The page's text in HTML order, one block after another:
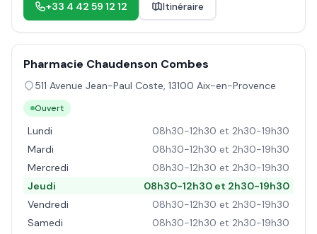
+33 4 42 59 12 12 Itinéraire
Pharmacie Chaudenson Combes
511 Avenue Jean-Paul Coste, 13100 Aix-en-Provence
Ouvert
Lundi
08h30-12h30 et 2h30-19h30
Mardi
08h30-12h30 et 2h30-19h30
Mercredi
08h30-12h30 et 2h30-19h30
Jeudi
08h30-12h30 et 2h30-19h30
Vendredi
08h30-12h30 et 2h30-19h30
Samedi
08h30-12h30 et 2h30-19h30